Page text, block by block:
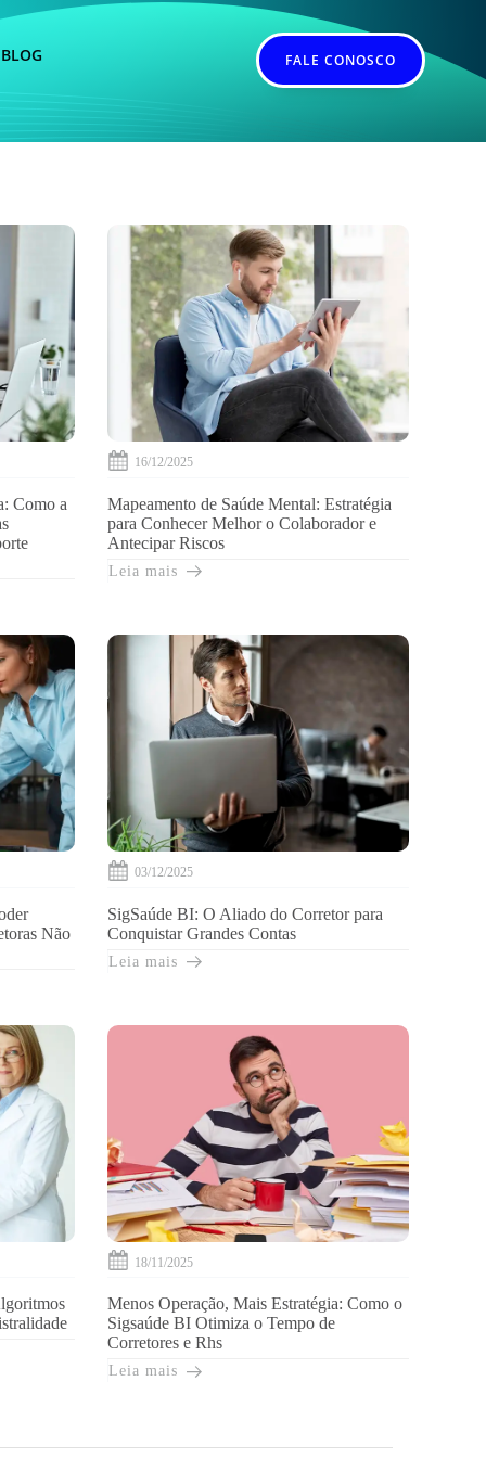
BLOG FALE CONOSCO
Como a
16/12/2025
Mapeamento de Saúde Mental: Estratégia
para Conhecer Melhor o Colaborador e
Antecipar Riscos
Leia mais
Não
03/12/2025
SigSaúde BI: O Aliado do Corretor para
Conquistar Grandes Contas
Leia mais
18/11/2025
Menos Operação, Mais Estratégia: Como o
Sigsaúde BI Otimiza o Tempo de
Corretores e Rhs
Leia mais